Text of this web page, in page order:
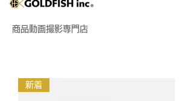
商品動画撮影専門店
新着